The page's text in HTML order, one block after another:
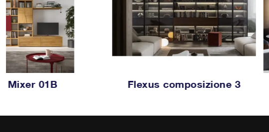
Mixer 01B Flexus composizione 3